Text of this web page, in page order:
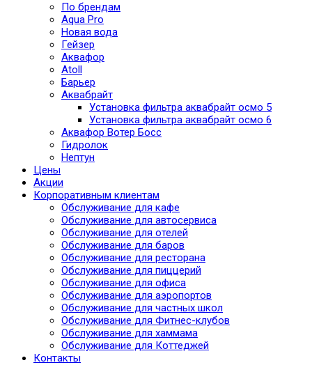
По брендам
Aqua Pro
Новая вода
Гейзер
Аквафор
Atoll
Барьер
Аквабрайт
Установка фильтра аквабрайт осмо 5
Установка фильтра аквабрайт осмо 6
Аквафор Вотер Босс
Гидролок
Нептун
Цены
Акции
Корпоративным клиентам
Обслуживание для кафе
Обслуживание для автосервиса
Обслуживание для отелей
Обслуживание для баров
Обслуживание для ресторана
Обслуживание для пиццерий
Обслуживание для офиса
Обслуживание для аэропортов
Обслуживание для частных школ
Обслуживание для Фитнес-клубов
Обслуживание для хаммама
Обслуживание для Коттеджей
Контакты